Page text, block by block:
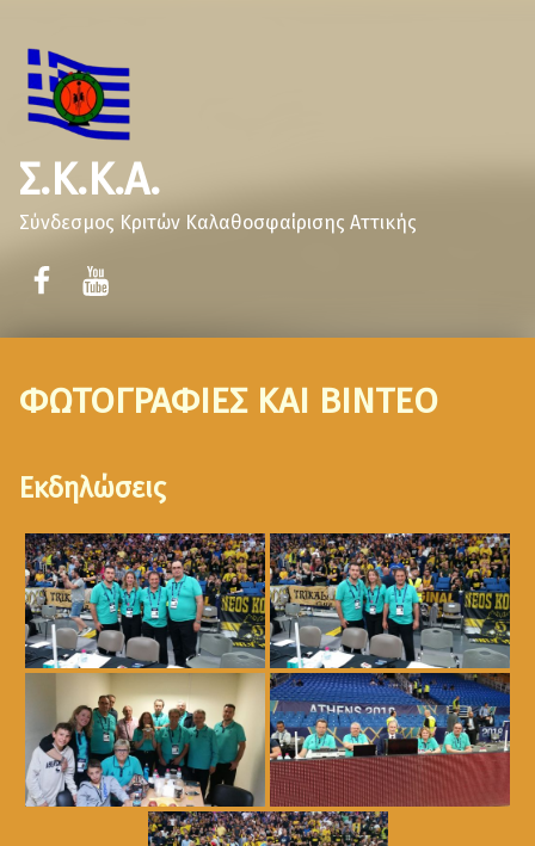
Σ.Κ.Κ.Α.
Σύνδεσμος Κριτών Καλαθοσφαίρισης Αττικής
ΦΩΤΟΓΡΑΦΙΕΣ ΚΑΙ ΒΙΝΤΕΟ
Εκδηλώσεις